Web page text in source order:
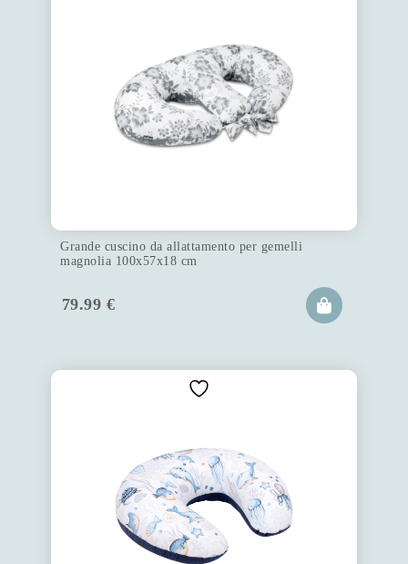
Grande cuscino da allattamento per gemelli
magnolia 100x57x18 cm
79.99 €